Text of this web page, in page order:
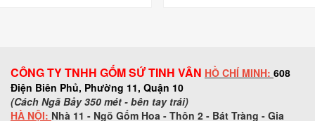
CÔNG TY TNHH GỐM SỨ TINH VÂN HỒ CHÍ MINH: 608
Điện Biên Phủ, Phường 11, Quận 10
(Cách Ngã Bảy 350 mét - bên tay trái)
HÀ NỘI: Nhà 11 - Ngõ Gốm Hoa - Thôn 2 - Bát Tràng - Gia